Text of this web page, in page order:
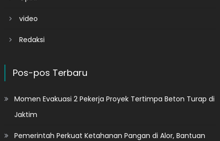
video
Redaksi
Pos-pos Terbaru
Momen Evakuasi 2 Pekerja Proyek Tertimpa Beton Turap di
Jaktim
Pemerintah Perkuat Ketahanan Pangan di Alor, Bantuan